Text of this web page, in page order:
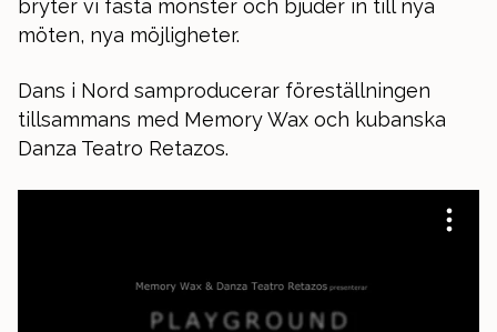
bryter vi fasta mönster och bjuder in till nya
möten, nya möjligheter.
Dans i Nord samproducerar föreställningen
tillsammans med Memory Wax och kubanska
Danza Teatro Retazos.